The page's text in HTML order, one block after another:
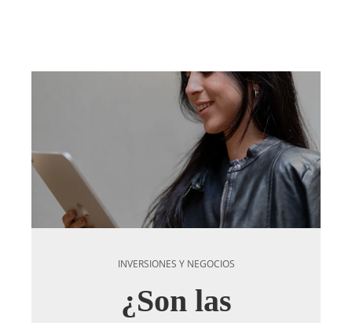
INVERSIONES Y NEGOCIOS
¿Son las